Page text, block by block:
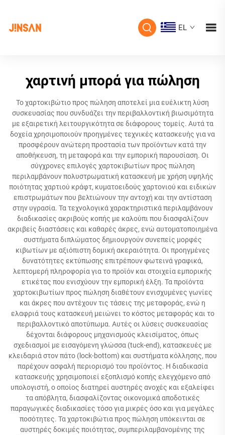
EL
χαρτινή μπορά για πώληση
Το χαρτοκιβώτιο προς πώληση αποτελεί μια ευέλικτη λύση
συσκευασίας που συνδυάζει την περιβαλλοντική βιωσιμότητα
με εξαιρετική λειτουργικότητα σε διάφορους τομείς. Αυτά τα
δοχεία χρησιμοποιούν προηγμένες τεχνικές κατασκευής για να
προσφέρουν ανώτερη προστασία των προϊόντων κατά την
αποθήκευση, τη μεταφορά και την εμπορική παρουσίαση. Οι
σύγχρονες επιλογές χαρτοκιβωτίων προς πώληση
περιλαμβάνουν πολυστρωματική κατασκευή με χρήση υψηλής
ποιότητας χαρτιού κράφτ, κυματοειδούς χαρτονιού και ειδικών
επιστρωμάτων που βελτιώνουν την αντοχή και την αντίσταση
στην υγρασία. Τα τεχνολογικά χαρακτηριστικά περιλαμβάνουν
διαδικασίες ακριβούς κοπής με καλούπι που διασφαλίζουν
ακριβείς διαστάσεις και καθαρές άκρες, ενώ αυτοματοποιημένα
συστήματα διπλώματος δημιουργούν συνεπείς μορφές
κιβωτίων με αξιόπιστη δομική ακεραιότητα. Οι προηγμένες
δυνατότητες εκτύπωσης επιτρέπουν φωτεινά γραφικά,
λεπτομερή πληροφορία για το προϊόν και στοιχεία εμπορικής
ετικέτας που ενισχύουν την εμπορική έλξη. Τα προϊόντα
χαρτοκιβωτίων προς πώληση διαθέτουν ενισχυμένες γωνίες
και άκρες που αντέχουν τις τάσεις της μεταφοράς, ενώ η
ελαφριά τους κατασκευή μειώνει το κόστος μεταφοράς και το
περιβαλλοντικό αποτύπωμα. Αυτές οι λύσεις συσκευασίας
δέχονται διάφορους μηχανισμούς κλεισίματος, όπως
σχεδιασμοί με εισαγόμενη γλώσσα (tuck-end), κατασκευές με
κλειδαριά στον πάτο (lock-bottom) και συστήματα κόλλησης, που
παρέχουν ασφαλή περιορισμό του προϊόντος. Η διαδικασία
κατασκευής χρησιμοποιεί εξοπλισμό κοπής ελεγχόμενο από
υπολογιστή, ο οποίος διατηρεί αυστηρές ανοχές και εξαλείφει
τα απόβλητα, διασφαλίζοντας οικονομικά αποδοτικές
παραγωγικές διαδικασίες τόσο για μικρές όσο και για μεγάλες
ποσότητες. Τα χαρτοκιβώτια προς πώληση υπόκεινται σε
αυστηρές δοκιμές ποιότητας, συμπεριλαμβανομένης της